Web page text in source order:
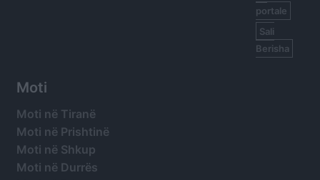
portale
Sali
Berisha
Moti
Moti në Tiranë
Moti në Prishtinë
Moti në Shkup
Moti në Durrës